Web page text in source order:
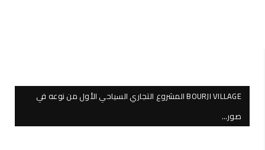
BOURJI VILLAGE المشروع التجاري السياحي الأول من نوعه في
صور…